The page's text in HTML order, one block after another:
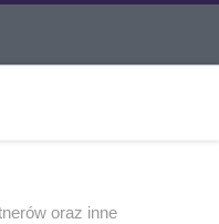
oraz inne